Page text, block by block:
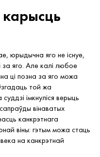
юрыдычна яго не існуе,
за яго. Але калі любое
ці позна за яго можа
той жа
імкнуліся верыць
вінаватых
канкрэтнага
віны: гэтым можа стаць
на канкрэтнай